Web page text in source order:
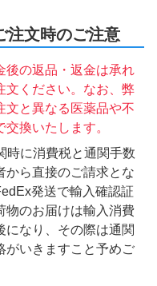
注文時のご注意
後の返品・返金は承れ
文ください。なお、弊
文と異なる医薬品や不
換いたします。
時に消費税と通関手数
から直接のご請求とな
発送で輸入確認証
物のお届けは輸入消費
になり、その際は通関
がいきますこと予めご